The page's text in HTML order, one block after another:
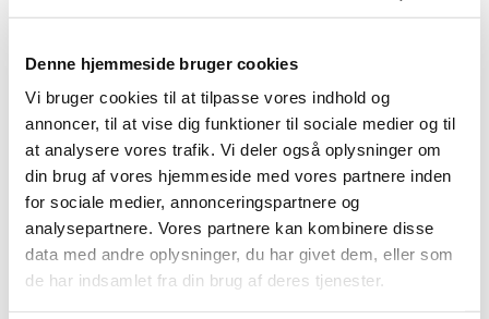
Denne hjemmeside bruger cookies
Vi bruger cookies til at tilpasse vores indhold og
annoncer, til at vise dig funktioner til sociale medier og til
at analysere vores trafik. Vi deler også oplysninger om
din brug af vores hjemmeside med vores partnere inden
for sociale medier, annonceringspartnere og
analysepartnere. Vores partnere kan kombinere disse
data med andre oplysninger, du har givet dem, eller som
de har indsamlet fra din brug af deres tjenester.
(EMA) har EU-kommissionen godkendt den nye…
Anmeldelse af medicinpris- og
sortimentsændringer mellem jul og nytår 2023
|6. september 2023|
Lægemiddelstyrelsen holder lukket mellem jul og nytår.
Det betyder at der ikke er support vedrørende…
Sundhedsministeren har aktiveret det
statslige lægemiddelberedskab delvist til den
31. december 2023